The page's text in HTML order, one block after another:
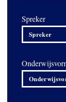
Spreker
Spreker